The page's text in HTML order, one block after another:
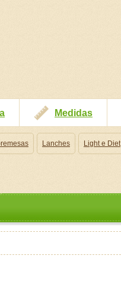
Medidas
Lanches Light e Diet